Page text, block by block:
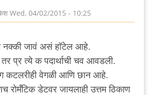
Wed, 04/02/2015 - 10:25
नक्की जावं असं हॉटेल आहे.
प्र त्ये क पदार्थाची चव आवडली.
कटलरीही वेगळी आणि छान आहे.
रोमँटिक डेटवर जायलाही उत्तम ठिकाण